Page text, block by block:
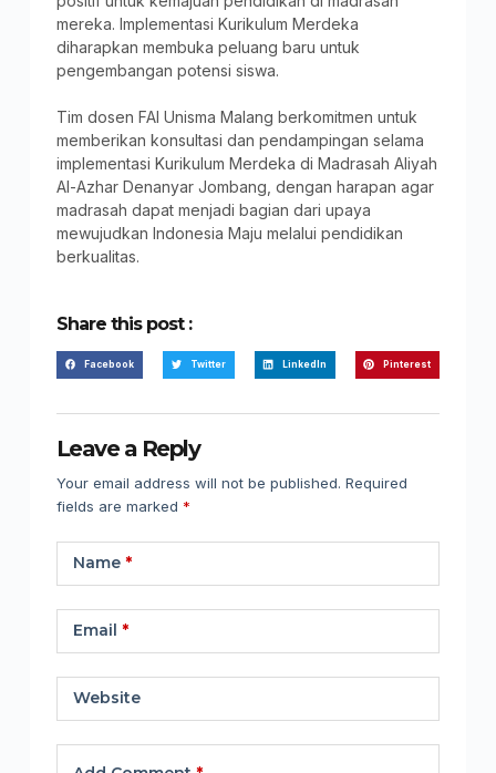
mereka. Implementasi Kurikulum Merdeka
diharapkan membuka peluang baru untuk
pengembangan potensi siswa.
Tim dosen FAI Unisma Malang berkomitmen untuk
memberikan konsultasi dan pendampingan selama
implementasi Kurikulum Merdeka di Madrasah Aliyah
Al-Azhar Denanyar Jombang, dengan harapan agar
madrasah dapat menjadi bagian dari upaya
mewujudkan Indonesia Maju melalui pendidikan
berkualitas.
Share this post :
Facebook Twitter LinkedIn Pinterest
Leave a Reply
Your email address will not be published. Required
fields are marked *
Name*
Email *
Website